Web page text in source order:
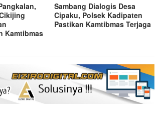
Kamtibmas
Sambang Dialogis Desa
Cipaku, Polsek Kadipaten
Pastikan Kamtibmas Terjaga